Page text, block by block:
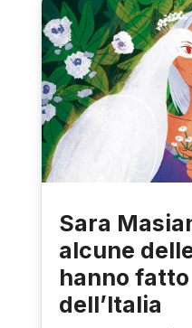
Sara
alcune
hanno
dell’Italia